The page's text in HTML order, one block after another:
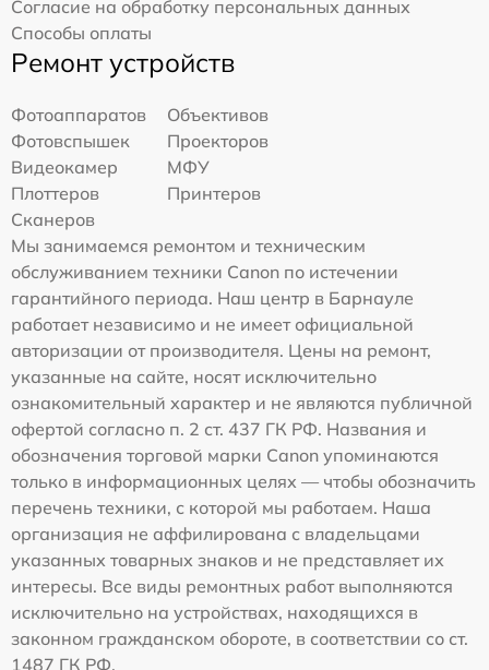
Согласие на обработку персональных данных
Способы оплаты
Ремонт устройств
Фотоаппаратов
Объективов
Фотовспышек
Проекторов
Видеокамер
МФУ
Плоттеров
Принтеров
Сканеров
Мы занимаемся ремонтом и техническим
обслуживанием техники Canon по истечении
гарантийного периода. Наш центр в Барнауле
работает независимо и не имеет официальной
авторизации от производителя. Цены на ремонт,
указанные на сайте, носят исключительно
ознакомительный характер и не являются публичной
офертой согласно п. 2 ст. 437 ГК РФ. Названия и
обозначения торговой марки Canon упоминаются
только в информационных целях — чтобы обозначить
перечень техники, с которой мы работаем. Наша
организация не аффилирована с владельцами
указанных товарных знаков и не представляет их
интересы. Все виды ремонтных работ выполняются
исключительно на устройствах, находящихся в
законном гражданском обороте, в соответствии со ст.
1487 ГК РФ.